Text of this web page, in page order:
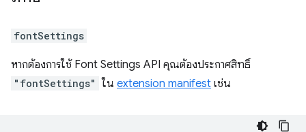
fontSettings
หากต้องการใช้ Font Settings API คุณต้องประกาศสิทธิ์
"fontSettings" ใน extension manifest เช่น